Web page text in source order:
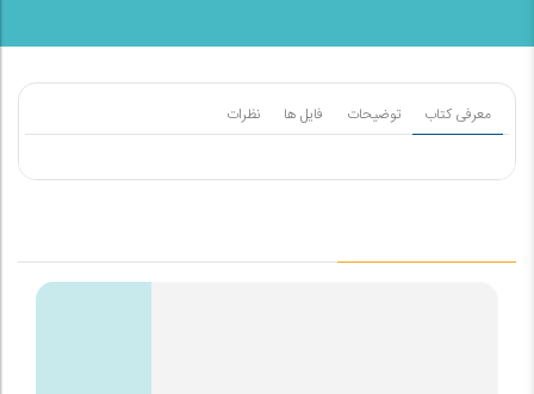
معرفی کتاب توضیحات فایل ها نظرات